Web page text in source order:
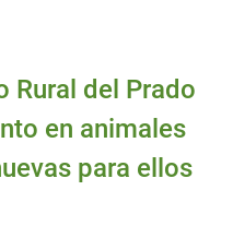
Rural del Prado
en animales
para ellos